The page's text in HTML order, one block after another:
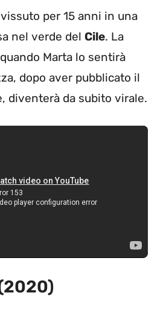
per 15 anni in una
nel verde del Cile. La
Marta lo sentirà
dopo aver pubblicato il
diventerà da subito virale.